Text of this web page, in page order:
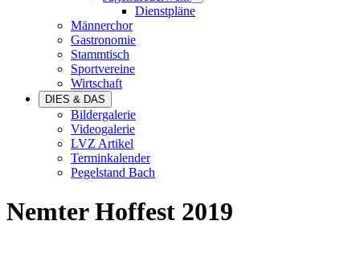
Dienstpläne
Männerchor
Gastronomie
Stammtisch
Sportvereine
Wirtschaft
DIES & DAS
Bildergalerie
Videogalerie
LVZ Artikel
Terminkalender
Pegelstand Bach
Nemter Hoffest 2019